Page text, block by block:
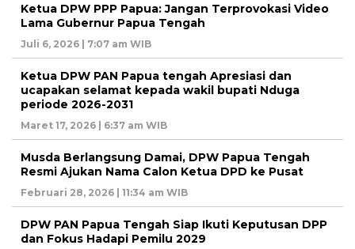
Ketua DPW PPP Papua: Jangan Terprovokasi Video
Lama Gubernur Papua Tengah
Juli 6, 2026 | 7:07 am WIB
Ketua DPW PAN Papua tengah Apresiasi dan
ucapakan selamat kepada wakil bupati Nduga
periode 2026-2031
Maret 17, 2026 | 6:37 am WIB
Musda Berlangsung Damai, DPW Papua Tengah
Resmi Ajukan Nama Calon Ketua DPD ke Pusat
Februari 28, 2026 | 11:34 am WIB
DPW PAN Papua Tengah Siap Ikuti Keputusan DPP
dan Fokus Hadapi Pemilu 2029